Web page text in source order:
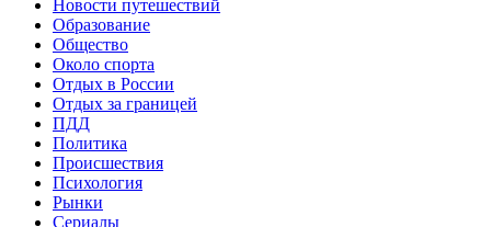
Новости путешествий
Образование
Общество
Около спорта
Отдых в России
Отдых за границей
ПДД
Политика
Происшествия
Психология
Рынки
Сериалы